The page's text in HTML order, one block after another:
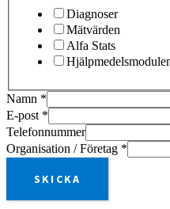
Diagnoser
Mätvärden
Alfa Stats
Namn *
E-post *
Telefonnummer
Organisation / Företag *
SKICKA